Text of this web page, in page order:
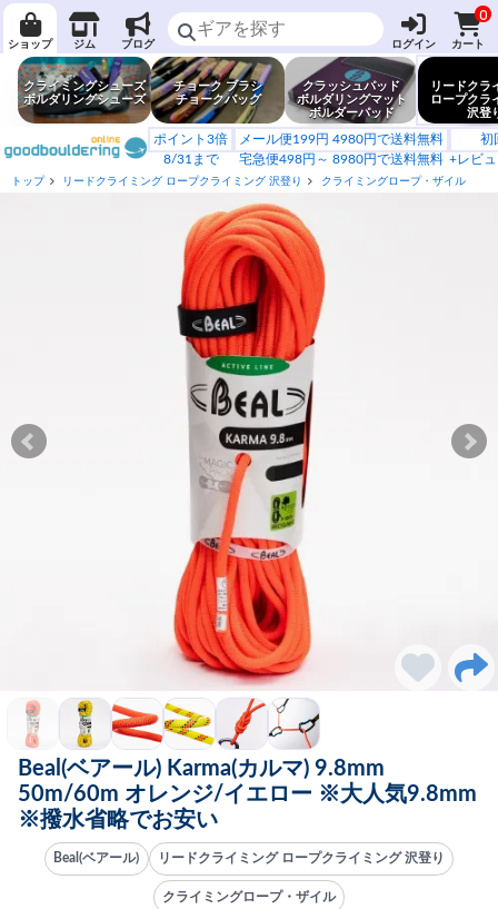
ショップ ジム ブログ ログイン
0
カート
クライミングシューズ
ボルダリングシューズ
チョーク ブラシ
チョークバッグ
クラッシュパッド
ボルダリングマット
ボルダーパッド
リードクラ
ロープクラ
沢登
ポイント3倍
8/31まで
メール便199円 4980円で送料無料
宅急便498円～ 8980円で送料無料
初
+レビ
トップ リードクライミング ロープクライミング 沢登り クライミングロープ・ザイル
Beal(ベアール) Karma(カルマ) 9.8mm
50m/60m オレンジ/イエロー ※大人気9.8mm
※撥水省略でお安い
Beal(ベアール) リードクライミング ロープクライミング 沢登り
クライミングロープ・ザイル